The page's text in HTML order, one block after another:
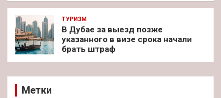
ТУРИЗМ
В Дубае за выезд позже
указанного в визе срока начали
брать штраф
Метки